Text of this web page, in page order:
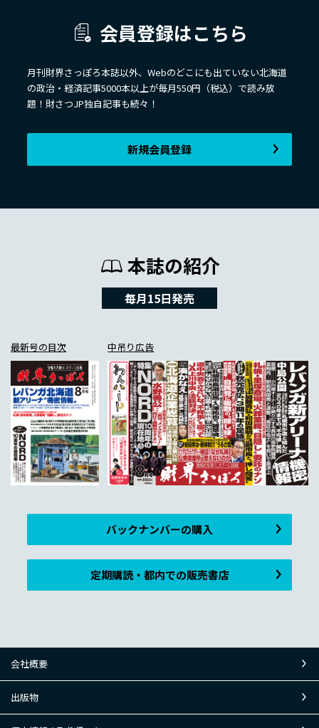
会員登録はこちら
月刊財界さっぽろ本誌以外、Webのどこにも出ていない北海道
の政治・経済記事5000本以上が毎月550円（税込）で読み放
題！財さつJP独自記事も続々！
新規会員登録
本誌の紹介
毎月15日発売
最新号の目次 中吊り広告
バックナンバーの購入
定期購読・都内での販売書店
会社概要
出版物